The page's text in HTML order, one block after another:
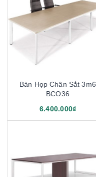
Bàn Họp Chân Sắt 3m6
BCO36
6.400.000₫